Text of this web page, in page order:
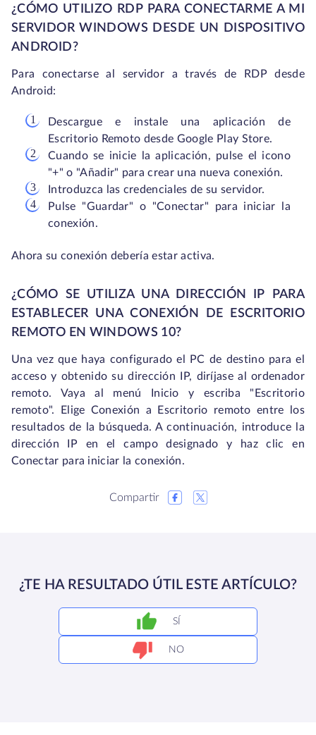
¿CÓMO UTILIZO RDP PARA CONECTARME A MI
SERVIDOR WINDOWS DESDE UN DISPOSITIVO
ANDROID?
Para conectarse al servidor a través de RDP desde
Android:
Descargue e instale una aplicación de
Escritorio Remoto desde Google Play Store.
Cuando se inicie la aplicación, pulse el icono
"+" o "Añadir" para crear una nueva conexión.
Introduzca las credenciales de su servidor.
Pulse "Guardar" o "Conectar" para iniciar la
conexión.
Ahora su conexión debería estar activa.
¿CÓMO SE UTILIZA UNA DIRECCIÓN IP PARA
ESTABLECER UNA CONEXIÓN DE ESCRITORIO
REMOTO EN WINDOWS 10?
Una vez que haya configurado el PC de destino para el
acceso y obtenido su dirección IP, diríjase al ordenador
remoto. Vaya al menú Inicio y escriba "Escritorio
remoto". Elige Conexión a Escritorio remoto entre los
resultados de la búsqueda. A continuación, introduce la
dirección IP en el campo designado y haz clic en
Conectar para iniciar la conexión.
Compartir
¿TE HA RESULTADO ÚTIL ESTE ARTÍCULO?
SÍ
NO